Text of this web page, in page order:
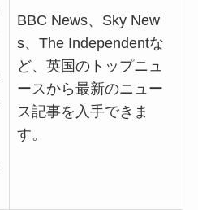
BBC News、Sky New
s、The Independentな
ど、英国のトップニュ
ースから最新のニュー
ス記事を入手できま
す。